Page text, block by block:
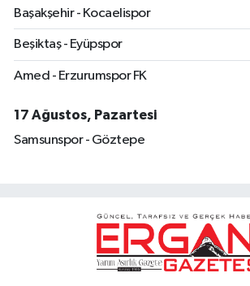
Başakşehir - Kocaelispor
Beşiktaş - Eyüpspor
Amed - Erzurumspor FK
17 Ağustos, Pazartesi
Samsunspor - Göztepe